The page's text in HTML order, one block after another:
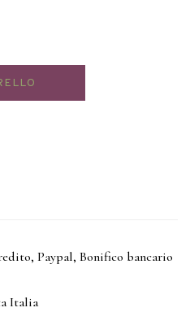
Paypal, Bonifico bancario
Italia